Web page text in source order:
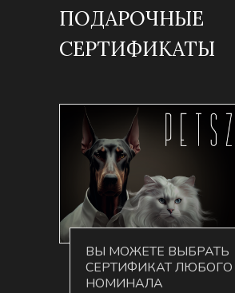
ПОДАРОЧНЫЕ
СЕРТИФИКАТЫ
ВЫ МОЖЕТЕ ВЫБРАТЬ
СЕРТИФИКАТ ЛЮБОГО
НОМИНАЛА